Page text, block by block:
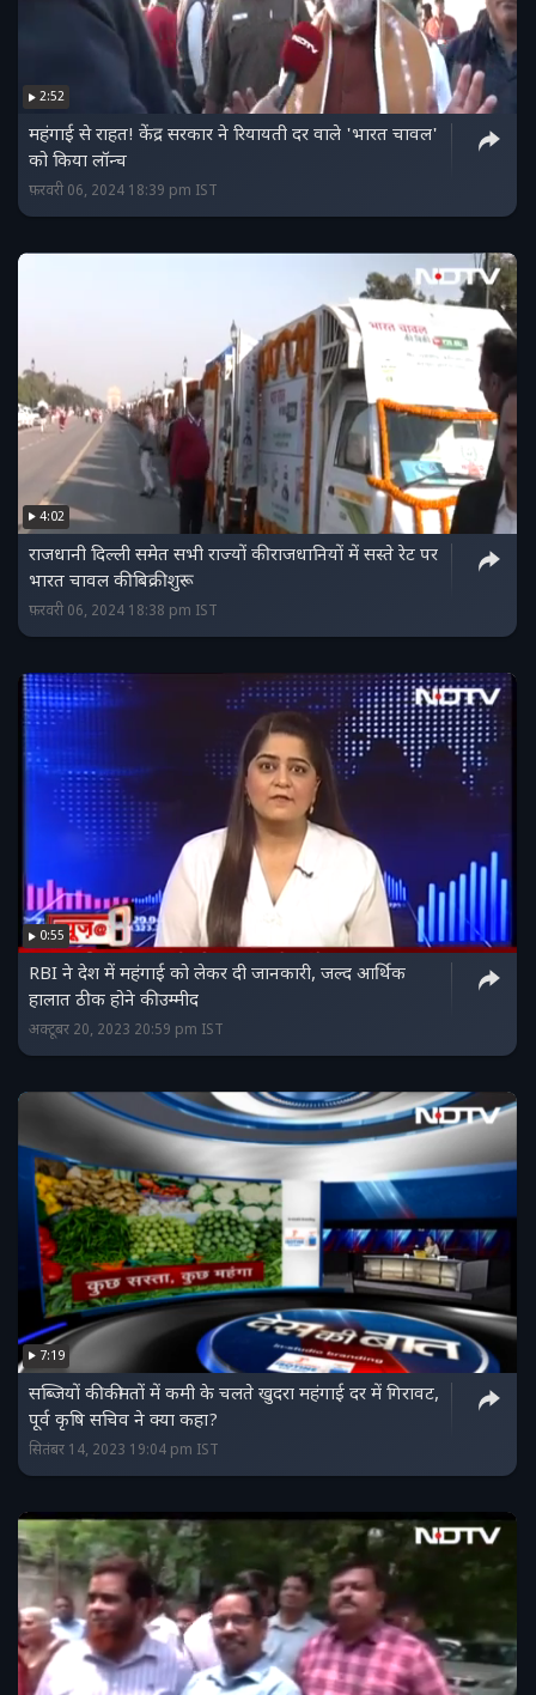
2:52
महंगाई से राहत! केंद्र सरकार ने रियायती दर वाले 'भारत चावल'
को किया लॉन्च
फ़रवरी 06, 2024 18:39 pm IST
4:02
राजधानी दिल्ली समेत सभी राज्यों की राजधानियों में सस्ते रेट पर
भारत चावल की बिक्री शुरू
फ़रवरी 06, 2024 18:38 pm IST
0:55
RBI ने देश में महंगाई को लेकर दी जानकारी, जल्द आर्थिक
हालात ठीक होने की उम्मीद
अक्टूबर 20, 2023 20:59 pm IST
7:19
सब्जियों की कीमतों में कमी के चलते खुदरा महंगाई दर में गिरावट,
पूर्व कृषि सचिव ने क्या कहा?
सितंबर 14, 2023 19:04 pm IST